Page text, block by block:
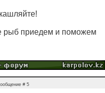
рыб приедем и поможем
# 5